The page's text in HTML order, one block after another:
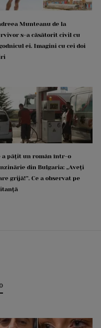
Munteanu de la
s-a căsătorit civil cu
ei. Imagini cu cei doi
a pățit un român într-o
din Bulgaria: „Aveți
grijă!”. Ce a observat pe